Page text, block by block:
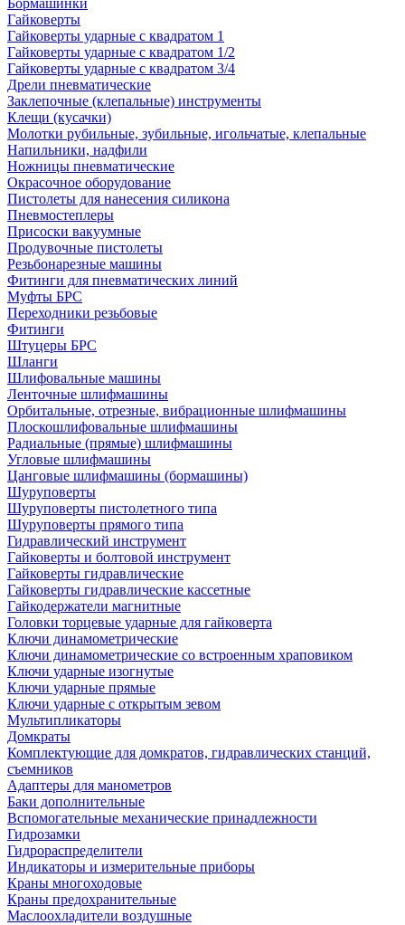
Бормашинки
Гайковерты
Гайковерты ударные с квадратом 1
Гайковерты ударные с квадратом 1/2
Гайковерты ударные с квадратом 3/4
Дрели пневматические
Заклепочные (клепальные) инструменты
Клещи (кусачки)
Молотки рубильные, зубильные, игольчатые, клепальные
Напильники, надфили
Ножницы пневматические
Окрасочное оборудование
Пистолеты для нанесения силикона
Пневмостеплеры
Присоски вакуумные
Продувочные пистолеты
Резьбонарезные машины
Фитинги для пневматических линий
Муфты БРС
Переходники резьбовые
Фитинги
Штуцеры БРС
Шланги
Шлифовальные машины
Ленточные шлифмашины
Орбитальные, отрезные, вибрационные шлифмашины
Плоскошлифовальные шлифмашины
Радиальные (прямые) шлифмашины
Угловые шлифмашины
Цанговые шлифмашины (бормашины)
Шуруповерты
Шуруповерты пистолетного типа
Шуруповерты прямого типа
Гидравлический инструмент
Гайковерты и болтовой инструмент
Гайковерты гидравлические
Гайковерты гидравлические кассетные
Гайкодержатели магнитные
Головки торцевые ударные для гайковерта
Ключи динамометрические
Ключи динамометрические со встроенным храповиком
Ключи ударные изогнутые
Ключи ударные прямые
Ключи ударные с открытым зевом
Мультипликаторы
Домкраты
Комплектующие для домкратов, гидравлических станций,
съемников
Адаптеры для манометров
Баки дополнительные
Вспомогательные механические принадлежности
Гидрозамки
Гидрораспределители
Индикаторы и измерительные приборы
Краны многоходовые
Краны предохранительные
Маслоохладители воздушные